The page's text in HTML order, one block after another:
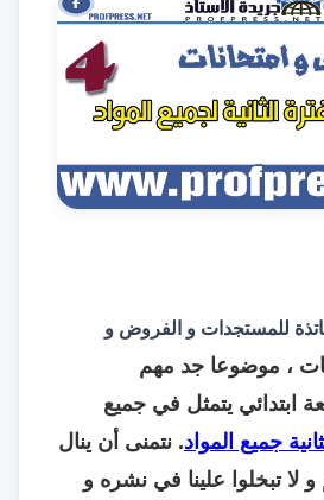
للمستجدات و الفروض و
، موضوعا جد مهم
ابتدائي يتمثل في جميع
جميع المواد. نتمنى أن ينال
لا تبخلوا علينا في نشره و